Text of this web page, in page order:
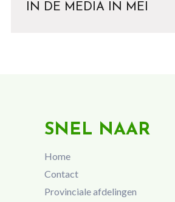
IN DE MEDIA IN MEI
SNEL NAAR
Home
Contact
Provinciale afdelingen